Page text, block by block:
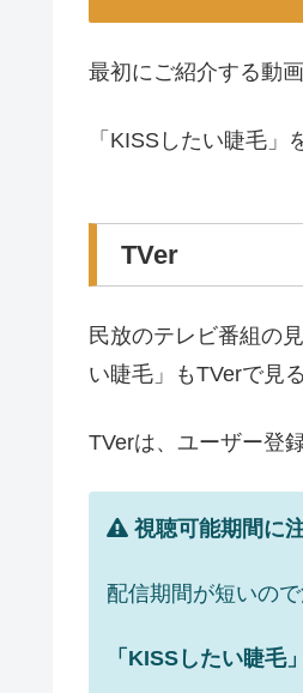
最初にご紹介する動
「KISSしたい睫毛」
TVer
民放のテレビ番組の
い睫毛」もTVerで見
TVerは、ユーザー登
視聴可能期間に
配信期間が短いの
「KISSしたい睫毛